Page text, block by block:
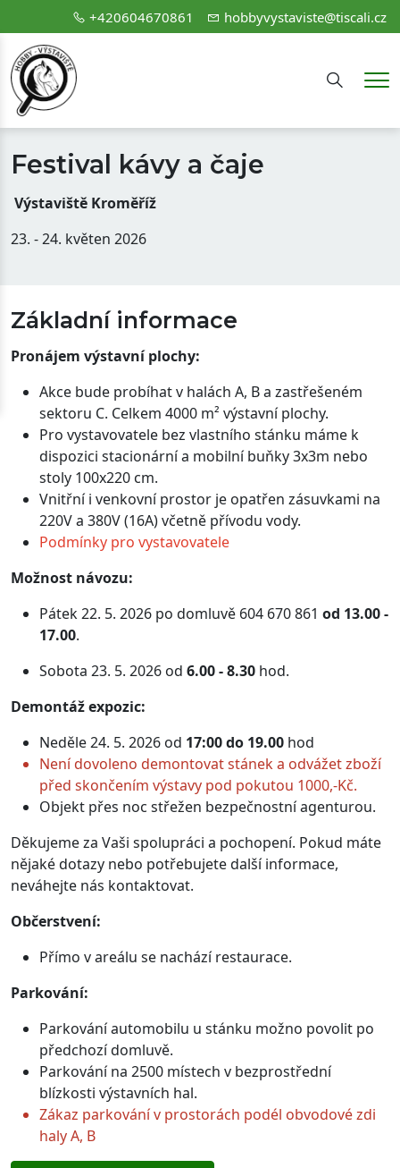
+420604670861 hobbyvystaviste@tiscali.cz
Hledání
Festival kávy a čaje
Výstaviště Kroměříž
23. - 24. květen 2026
Základní informace
Pronájem výstavní plochy:
Akce bude probíhat v halách A, B a zastřešeném
sektoru C. Celkem 4000 m² výstavní plochy.
Pro vystavovatele bez vlastního stánku máme k
dispozici stacionární a mobilní buňky 3x3m nebo
stoly 100x220 cm.
Vnitřní i venkovní prostor je opatřen zásuvkami na
220V a 380V (16A) včetně přívodu vody.
Podmínky pro vystavovatele
Možnost návozu:
Pátek 22. 5. 2026 po domluvě 604 670 861 od 13.00 -
17.00.
Sobota 23. 5. 2026 od 6.00 - 8.30 hod.
Demontáž expozic:
Neděle 24. 5. 2026 od 17:00 do 19.00 hod
Není dovoleno demontovat stánek a odvážet zboží
před skončením výstavy pod pokutou 1000,-Kč.
Objekt přes noc střežen bezpečnostní agenturou.
Děkujeme za Vaši spolupráci a pochopení. Pokud máte
nějaké dotazy nebo potřebujete další informace,
neváhejte nás kontaktovat.
Občerstvení:
Přímo v areálu se nachází restaurace.
Parkování:
Parkování automobilu u stánku možno povolit po
předchozí domluvě.
Parkování na 2500 místech v bezprostřední
blízkosti výstavních hal.
Zákaz parkování v prostorách podél obvodové zdi
haly A, B